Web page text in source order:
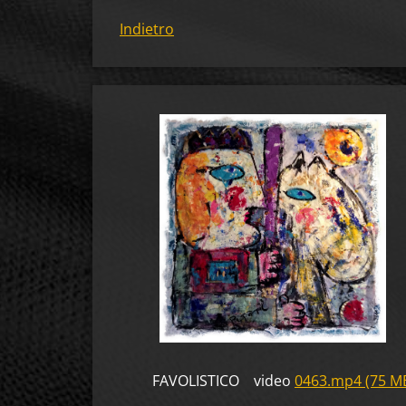
Indietro
FAVOLISTICO video 0463.mp4 (75